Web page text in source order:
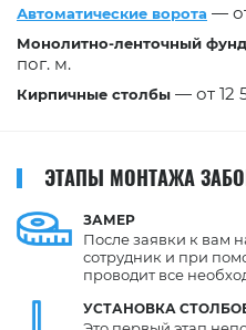
Автоматические ворота —
Монолитно-ленточный
пог. м.
Кирпичные столбы — от 12
ЭТАПЫ МОНТАЖА
ЗАМЕР
УСТАНОВКА
После заявки к вам
сотрудник и при
проводит все